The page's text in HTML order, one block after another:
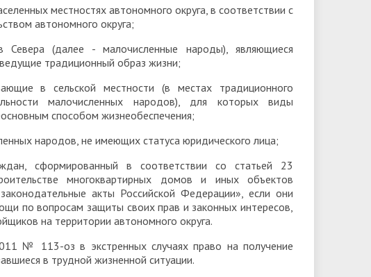
местностях автономного округа, в соответствии с
автономного округа;
Севера (далее - малочисленные народы), являющиеся
традиционный образ жизни;
в сельской местности (в местах традиционного
малочисленных народов), для которых виды
способом жизнеобеспечения;
народов, не имеющих статуса юридического лица;
сформированный в соответствии со статьей 23
многоквартирных домов и иных объектов
акты Российской Федерации», если они
по вопросам защиты своих прав и законных интересов,
на территории автономного округа.
№ 113-оз в экстренных случаях право на получение
в трудной жизненной ситуации.